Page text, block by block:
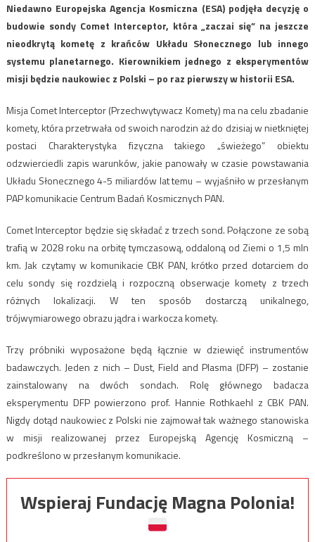
Niedawno Europejska Agencja Kosmiczna (ESA) podjęła decyzję o
budowie sondy Comet Interceptor, która „zaczai się” na jeszcze
nieodkrytą kometę z krańców Układu Słonecznego lub innego
systemu planetarnego. Kierownikiem jednego z eksperymentów
misji będzie naukowiec z Polski – po raz pierwszy w historii ESA.
Misja Comet Interceptor (Przechwytywacz Komety) ma na celu zbadanie
komety, która przetrwała od swoich narodzin aż do dzisiaj w nietkniętej
postaci Charakterystyka fizyczna takiego „świeżego” obiektu
odzwierciedli zapis warunków, jakie panowały w czasie powstawania
Układu Słonecznego 4-5 miliardów lat temu – wyjaśniło w przesłanym
PAP komunikacie Centrum Badań Kosmicznych PAN.
Comet Interceptor będzie się składać z trzech sond. Połączone ze sobą
trafią w 2028 roku na orbitę tymczasową, oddaloną od Ziemi o 1,5 mln
km. Jak czytamy w komunikacie CBK PAN, krótko przed dotarciem do
celu sondy się rozdzielą i rozpoczną obserwacje komety z trzech
różnych lokalizacji. W ten sposób dostarczą unikalnego,
trójwymiarowego obrazu jądra i warkocza komety.
Trzy próbniki wyposażone będą łącznie w dziewięć instrumentów
badawczych. Jeden z nich – Dust, Field and Plasma (DFP) – zostanie
zainstalowany na dwóch sondach. Rolę głównego badacza
eksperymentu DFP powierzono prof. Hannie Rothkaehl z CBK PAN.
Nigdy dotąd naukowiec z Polski nie zajmował tak ważnego stanowiska
w misji realizowanej przez Europejską Agencję Kosmiczną –
podkreślono w przesłanym komunikacie.
Wspieraj Fundację Magna Polonia!